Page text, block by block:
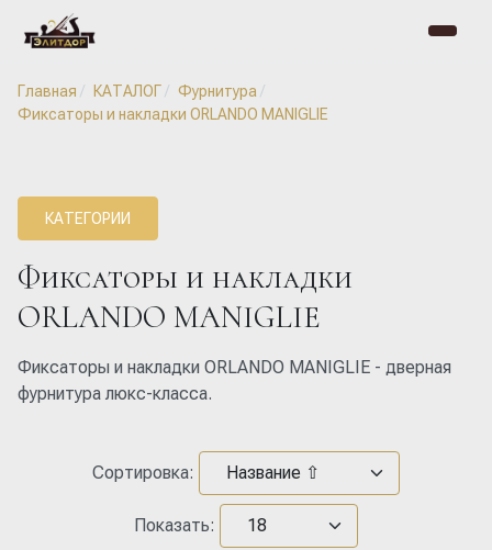
Главная КАТАЛОГ
Фурнитура
Фиксаторы и накладки ORLANDO MANIGLIE
КАТЕГОРИИ
Фиксаторы и накладки
ORLANDO MANIGLIE
Фиксаторы и накладки ORLANDO MANIGLIE - дверная
фурнитура люкс-класса.
Сортировка:
Показать: